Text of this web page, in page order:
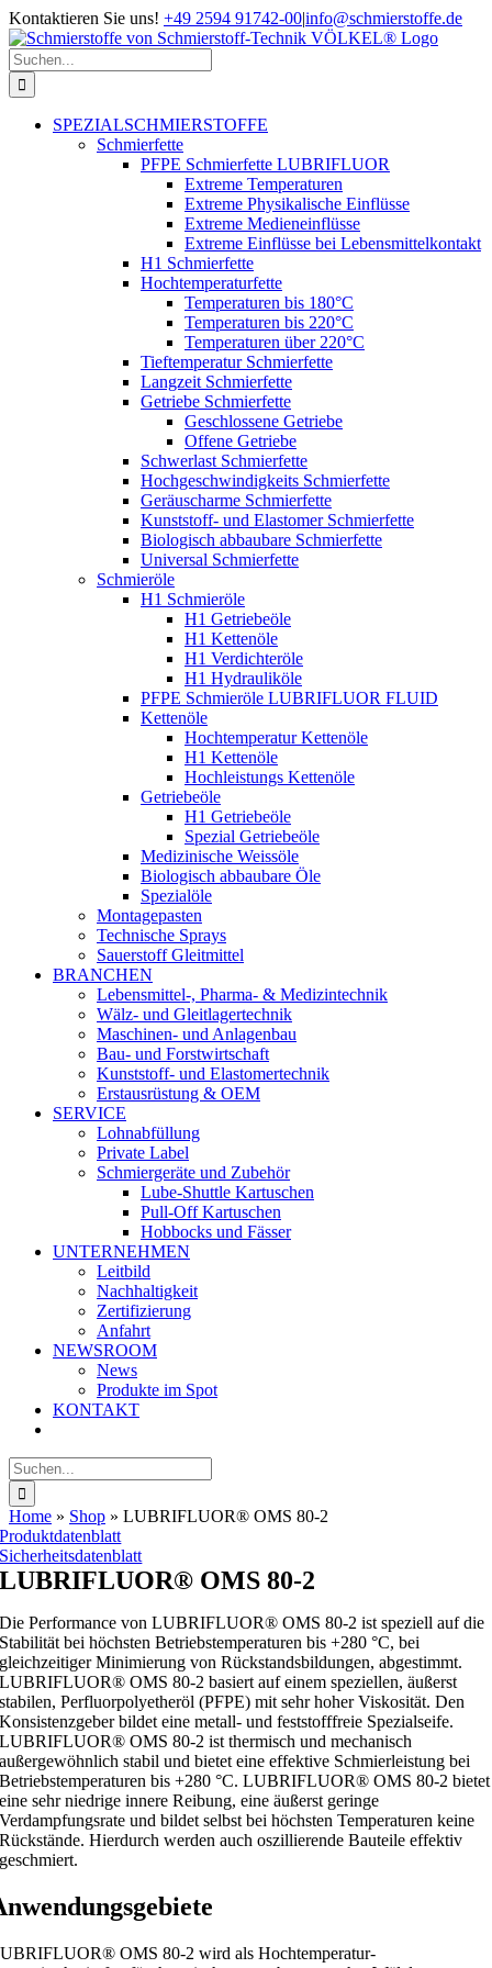
Zum
Inhalt
springen
Kontaktieren Sie uns! +49 2594 91742-00|info@schmierstoffe.de
Suche
nach:
SPEZIALSCHMIERSTOFFE
Schmierfette
PFPE Schmierfette LUBRIFLUOR
Extreme Temperaturen
Extreme Physikalische Einflüsse
Extreme Medieneinflüsse
Extreme Einflüsse bei Lebensmittelkontakt
H1 Schmierfette
Hochtemperaturfette
Temperaturen bis 180°C
Temperaturen bis 220°C
Temperaturen über 220°C
Tieftemperatur Schmierfette
Langzeit Schmierfette
Getriebe Schmierfette
Geschlossene Getriebe
Offene Getriebe
Schwerlast Schmierfette
Hochgeschwindigkeits Schmierfette
Geräuscharme Schmierfette
Kunststoff- und Elastomer Schmierfette
Biologisch abbaubare Schmierfette
Universal Schmierfette
Schmieröle
H1 Schmieröle
H1 Getriebeöle
H1 Kettenöle
H1 Verdichteröle
H1 Hydrauliköle
PFPE Schmieröle LUBRIFLUOR FLUID
Kettenöle
Hochtemperatur Kettenöle
H1 Kettenöle
Hochleistungs Kettenöle
Getriebeöle
H1 Getriebeöle
Spezial Getriebeöle
Medizinische Weissöle
Biologisch abbaubare Öle
Spezialöle
Montagepasten
Technische Sprays
Sauerstoff Gleitmittel
BRANCHEN
Lebensmittel-, Pharma- & Medizintechnik
Wälz- und Gleitlagertechnik
Maschinen- und Anlagenbau
Bau- und Forstwirtschaft
Kunststoff- und Elastomertechnik
Erstausrüstung & OEM
SERVICE
Lohnabfüllung
Private Label
Schmiergeräte und Zubehör
Lube-Shuttle Kartuschen
Pull-Off Kartuschen
Hobbocks und Fässer
UNTERNEHMEN
Leitbild
Nachhaltigkeit
Zertifizierung
Anfahrt
NEWSROOM
News
Produkte im Spot
KONTAKT
Suche
nach:
Home » Shop » LUBRIFLUOR® OMS 80-2
Produktdatenblatt
Sicherheitsdatenblatt
LUBRIFLUOR® OMS 80-2
Die Performance von LUBRIFLUOR® OMS 80-2 ist speziell auf die
Stabilität bei höchsten Betriebstemperaturen bis +280 °C, bei
gleichzeitiger Minimierung von Rückstandsbildungen, abgestimmt.
LUBRIFLUOR® OMS 80-2 basiert auf einem speziellen, äußerst
stabilen, Perfluorpolyetheröl (PFPE) mit sehr hoher Viskosität. Den
Konsistenzgeber bildet eine metall- und feststofffreie Spezialseife.
LUBRIFLUOR® OMS 80-2 ist thermisch und mechanisch
außergewöhnlich stabil und bietet eine effektive Schmierleistung bei
Betriebstemperaturen bis +280 °C. LUBRIFLUOR® OMS 80-2 bietet
eine sehr niedrige innere Reibung, eine äußerst geringe
Verdampfungsrate und bildet selbst bei höchsten Temperaturen keine
Rückstände. Hierdurch werden auch oszillierende Bauteile effektiv
geschmiert.
OMS 80-2 wird als Hochtemperatur-